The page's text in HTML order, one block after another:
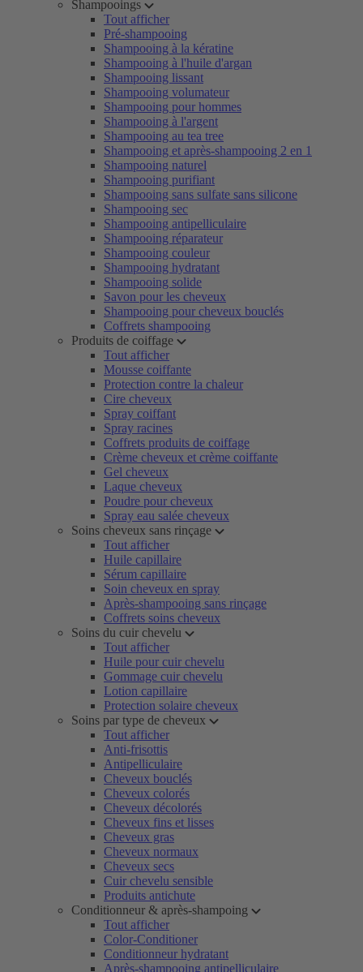
Shampooings
Tout afficher
Pré-shampooing
Shampooing à la kératine
Shampooing à l'huile d'argan
Shampooing lissant
Shampooing volumateur
Shampooing pour hommes
Shampooing à l'argent
Shampooing au tea tree
Shampooing et après-shampooing 2 en 1
Shampooing naturel
Shampooing purifiant
Shampooing sans sulfate sans silicone
Shampooing sec
Shampooing antipelliculaire
Shampooing réparateur
Shampooing couleur
Shampooing hydratant
Shampooing solide
Savon pour les cheveux
Shampooing pour cheveux bouclés
Coffrets shampooing
Produits de coiffage
Tout afficher
Mousse coiffante
Protection contre la chaleur
Cire cheveux
Spray coiffant
Spray racines
Coffrets produits de coiffage
Crème cheveux et crème coiffante
Gel cheveux
Laque cheveux
Poudre pour cheveux
Spray eau salée cheveux
Soins cheveux sans rinçage
Tout afficher
Huile capillaire
Sérum capillaire
Soin cheveux en spray
Après-shampooing sans rinçage
Coffrets soins cheveux
Soins du cuir chevelu
Tout afficher
Huile pour cuir chevelu
Gommage cuir chevelu
Lotion capillaire
Protection solaire cheveux
Soins par type de cheveux
Tout afficher
Anti-frisottis
Antipelliculaire
Cheveux bouclés
Cheveux colorés
Cheveux décolorés
Cheveux fins et lisses
Cheveux gras
Cheveux normaux
Cheveux secs
Cuir chevelu sensible
Produits antichute
Conditionneur & après-shampoing
Tout afficher
Color-Conditioner
Conditionneur hydratant
Après-shampooing antipelliculaire